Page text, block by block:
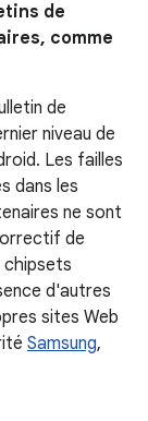
de
comme
de
niveau de
Les failles
dans les
ne sont
de
d'autres
sites Web
Samsung,